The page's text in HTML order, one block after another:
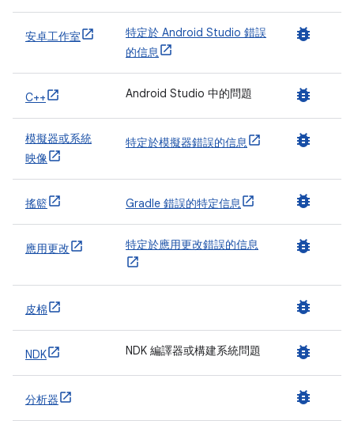
安卓工作室
特定於 Android Studio 錯誤
的信息
bug_report
C++ Android Studio 中的問題 bug_report
模擬器或系統
映像
特定於模擬器錯誤的信息 bug_report
搖籃 Gradle 錯誤的特定信息 bug_report
應用更改 特定於應用更改錯誤的信息 bug_report
皮棉 bug_report
NDK NDK 編譯器或構建系統問題 bug_report
分析器 bug_report